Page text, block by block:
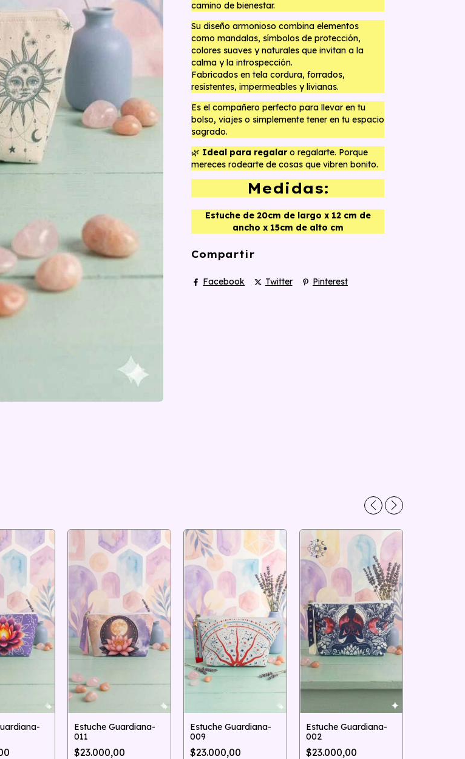
camino de bienestar.
Su diseño armonioso combina elementos
como mandalas, símbolos de protección,
colores suaves y naturales que invitan a la
calma y la introspección.
Fabricados en tela cordura, forrados,
resistentes, impermeables y livianas.
Es el compañero perfecto para llevar en tu
bolso, viajes o simplemente tener en tu espacio
sagrado.
🌿 Ideal para regalaro regalarte. Porque
mereces rodearte de cosas que vibren bonito.
Medidas:
Estuche de 20cm de largo x 12 cm de
ancho x 15cm de alto cm
Compartir
Facebook Twitter Pinterest
Estuche Guardiana-
011
$23.000,00
Estuche Guardiana-
009
$23.000,00
Estuche Guardiana-
002
$23.000,00